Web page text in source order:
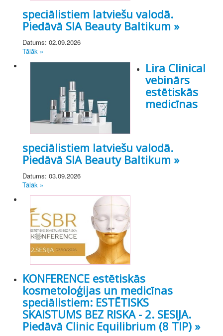
speciālistiem latviešu valodā.
Piedāvā SIA Beauty Baltikum »
Datums: 02.09.2026
Tālāk »
Lira Clinical
vebinārs
estētiskās
medicīnas
speciālistiem latviešu valodā.
Piedāvā SIA Beauty Baltikum »
Datums: 03.09.2026
Tālāk »
KONFERENCE estētiskās
kosmetoloģijas un medicīnas
speciālistiem: ESTĒTISKS
SKAISTUMS BEZ RISKA - 2. SESIJA.
Piedāvā Clinic Equilibrium (8 TIP) »